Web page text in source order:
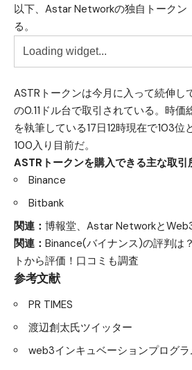
以下、Astar Networkの独自トークン
る。
ASTRトークンは今月に入って続伸し
の0.11ドル台で取引されている。時価
を執筆している17日12時現在で103位
100入り目前だ。
ASTRトークンを購入できる主な取引
Binance
Bitbank
関連： 博報堂、Astar Networkと
関連： Binance(バイナンス)の評判は
トから評価！口コミも調査
参考文献
PR TIMES
渡辺創太氏ツイッター
web3インキュベーションプログ